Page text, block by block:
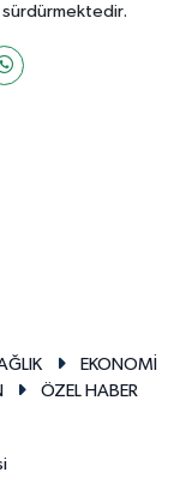
sürdürmektedir.
EKONOMİ
ÖZEL HABER